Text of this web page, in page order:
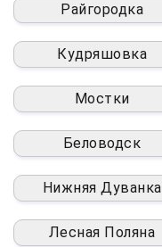
Райгородка
Кудряшовка
Мостки
Беловодск
Нижняя Дуванка
Лесная Поляна